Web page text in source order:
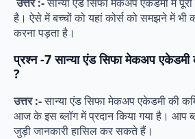
है। ऐसे में बच्चों को यहां कोर्स को समझने में भी
करना पड़ता है।
प्रश्न -7सान्या एंड सिफा मेकअप एकेडमी
?
उत्तर :-सान्या एंड सिफा मेकअप एकेडमी की
आज के इस ब्लॉग में प्रदान किया गया है। आप
जुड़ी जानकारी हासिल कर सकते हैं।